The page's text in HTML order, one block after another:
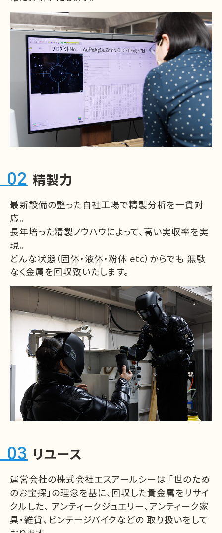
精製力
最新設備の整った自社工場で精製分析を一貫対
応。
長年培った精製ノウハウによって、高い実収率を実
現。
どんな状態（固体・液体・粉体 etc）からでも 無駄
なく金属を回収致いたします。
リユース
運営会社の株式会社エスアールシーは 「世のため
のお宝探」の理念を基に、回収した貴金属をリサイ
クルした、 アンティークジュエリー、アンティーク家
具・雑貨、ビンテージバイクなどの 取り扱いをして